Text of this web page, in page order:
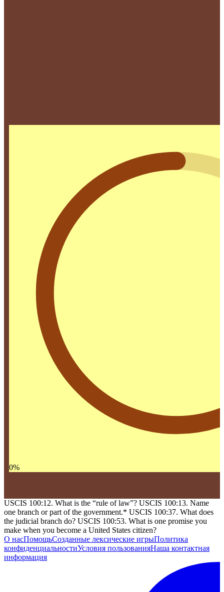
0%
USCIS 100:12. What is the “rule of law”? USCIS 100:13. Name
one branch or part of the government.* USCIS 100:37. What does
the judicial branch do? USCIS 100:53. What is one promise you
make when you become a United States citizen?
О насПомощьСозданные лексические игрыПолитика
конфиденциальностиУсловия пользованияНаша контактная
информация